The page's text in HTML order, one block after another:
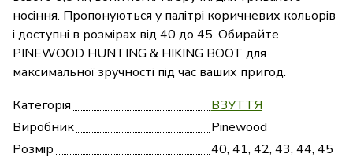
носіння. Пропонуються у палітрі коричневих кольорів
і доступні в розмірах від 40 до 45. Обирайте
PINEWOOD HUNTING & HIKING BOOT для
максимальної зручності під час ваших пригод.
Категорія
ВЗУТТЯ
Виробник
Pinewood
Розмір
40, 41, 42, 43, 44, 45